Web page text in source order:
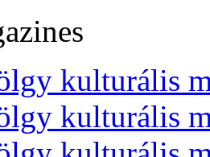
kulturális
kulturális